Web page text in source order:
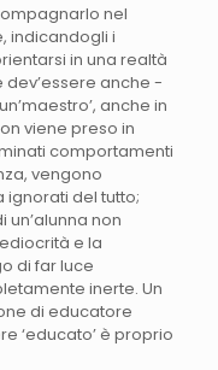
nel
indicandogli i
in una realtà
anche -
anche in
viene preso in
comportamenti
vengono
ignorati del tutto;
un’alunna non
e la
di far luce
inerte. Un
di educatore
‘educato’ è proprio